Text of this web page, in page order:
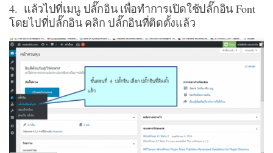
4. แล้วไปที่เมนู ปลั๊กอิน เพื่อทำการเปิดใช้ปลั๊กอิน Font
โดยไปที่ปลั๊กอิน คลิก ปลั๊กอินที่ติดตั้งแล้ว